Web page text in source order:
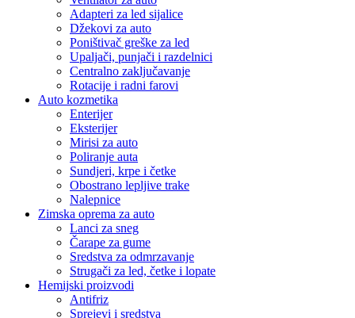
Adapteri za led sijalice
Džekovi za auto
Poništivač greške za led
Upaljači, punjači i razdelnici
Centralno zaključavanje
Rotacije i radni farovi
Auto kozmetika
Enterijer
Eksterijer
Mirisi za auto
Poliranje auta
Sundjeri, krpe i četke
Obostrano lepljive trake
Nalepnice
Zimska oprema za auto
Lanci za sneg
Čarape za gume
Sredstva za odmrzavanje
Strugači za led, četke i lopate
Hemijski proizvodi
Antifriz
Sprejevi i sredstva